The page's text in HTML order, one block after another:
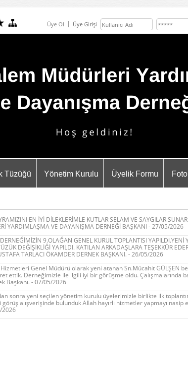
Üye Ol Üye Girişi
Tüzüğü Yönetim Kurulu Üyelik Formu
EN İYİ DİLEKLERİMLE KUTLAR SELAM VE SAYGILAR
YARDIMLAŞMA VE DAYANIŞMA DERNEĞİ BAŞKANI - 27/05/2026
9.OLAĞAN GENEL KURUL TOPLANTISI YAPILDI.YENİ
DEĞİŞİKLİĞİ YAPILDI. KATILAN ARKADAŞLARA TEŞEKKÜR
TARLACI ÖKAMDER DERNEK BAŞKANI. - 26/05/2026
Hizmetleri Genel Müdürü olarak yeni atanan Sn.Mücahit GÜLŞEN
ettik. Derneğimizle ile ilgili iyi bir görüşme oldu. Çalışmalarında
Başkanı. - 07/05/2026
sonra yeni seçilen yönetim kurulu üyelerimizle birlikte ilk
görüş alışverişinde bulunduk Allah hayırlı hizmetler yapmayı nasip
2026